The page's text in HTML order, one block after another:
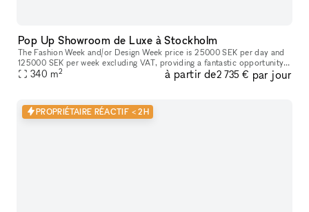
Pop Up Showroom de Luxe à Stockholm
The Fashion Week and/or Design Week price is 25000 SEK per day and
125000 SEK per week excluding VAT, providing a fantastic opportunity
for showcasing your products in a prime location. This adaptabl
340 m2 à partir de2 735 € par jour
PROPRIÉTAIRE RÉACTIF < 2H